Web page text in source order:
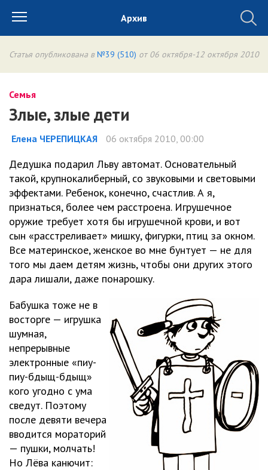
Архив
Статья опубликована в №39 (510) от 06 октября-12 октября 2010
Семья
Злые, злые дети
Елена ЧЕРЕПИЦКАЯ 06 октября 2010, 00:00
Дедушка подарил Льву автомат. Основательный
такой, крупнокалиберный, со звуковыми и световыми
эффектами. Ребенок, конечно, счастлив. А я,
признаться, более чем расстроена. Игрушечное
оружие требует хотя бы игрушечной крови, и вот
сын «расстреливает» мишку, фигурки, птиц за окном.
Все материнское, женское во мне бунтует — не для
того мы даем детям жизнь, чтобы они других этого
дара лишали, даже понарошку.
Бабушка тоже не в
восторге — игрушка
шумная,
непрерывные
электронные «пиу-
пиу-бдыщ-бдыщ»
кого угодно с ума
сведут. Поэтому
после девяти вечера
вводится мораторий
— пушки, молчать!
Но Лёва канючит: